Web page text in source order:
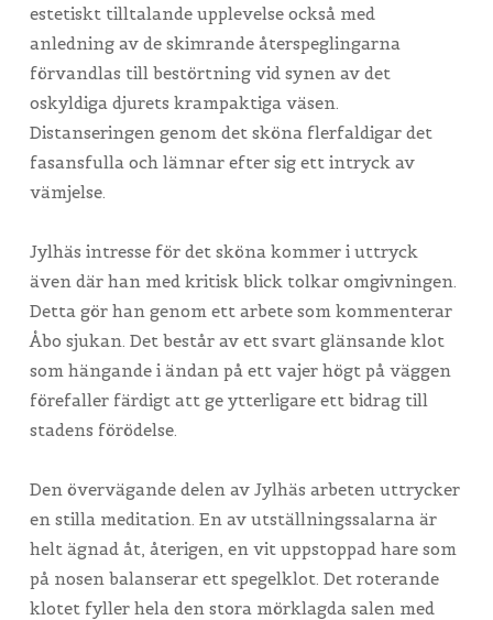
estetiskt tilltalande upplevelse också med
anledning av de skimrande återspeglingarna
förvandlas till bestörtning vid synen av det
oskyldiga djurets krampaktiga väsen.
Distanseringen genom det sköna flerfaldigar det
fasansfulla och lämnar efter sig ett intryck av
vämjelse.
Jylhäs intresse för det sköna kommer i uttryck
även där han med kritisk blick tolkar omgivningen.
Detta gör han genom ett arbete som kommenterar
Åbo sjukan. Det består av ett svart glänsande klot
som hängande i ändan på ett vajer högt på väggen
förefaller färdigt att ge ytterligare ett bidrag till
stadens förödelse.
Den övervägande delen av Jylhäs arbeten uttrycker
en stilla meditation. En av utställningssalarna är
helt ägnad åt, återigen, en vit uppstoppad hare som
på nosen balanserar ett spegelklot. Det roterande
klotet fyller hela den stora mörklagda salen med